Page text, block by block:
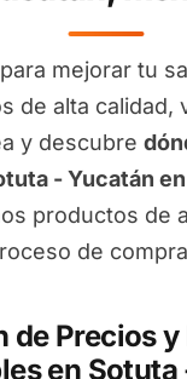
mejorar tu
de alta calidad,
y descubre
- Yucatán
productos de
de
de Precios
en